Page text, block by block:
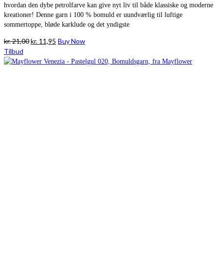
hvordan den dybe petrolfarve kan give nyt liv til både klassiske og moderne
kreationer! Denne garn i 100 % bomuld er uundværlig til luftige
sommertoppe, bløde karklude og det yndigste
kr.21,00Den
pris
kr. 11,95 Den
pris
Buy Now
Tilbud